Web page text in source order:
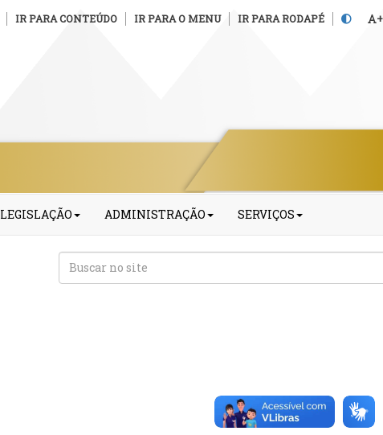
IR PARA CONTEÚDO IR PARA O MENU IR PARA RODAPÉ +
LEGISLAÇÃO ADMINISTRAÇÃO SERVIÇOS